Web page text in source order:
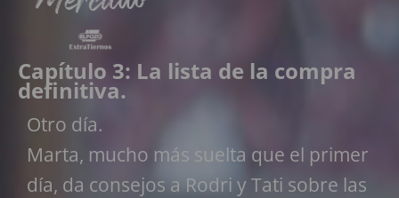
Capítulo 3: La lista de la compra
definitiva.
Otro día.
Marta, mucho más suelta que el primer
día, da consejos a Rodri y Tati sobre las